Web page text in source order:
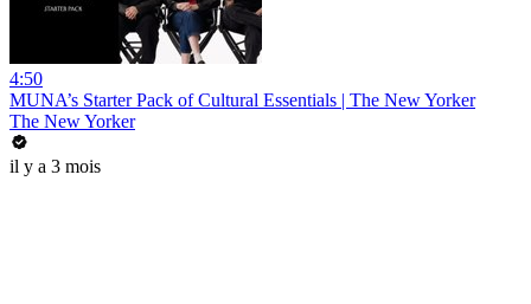
4:50
MUNA’s Starter Pack of Cultural Essentials | The New Yorker
The New Yorker
il y a 3 mois